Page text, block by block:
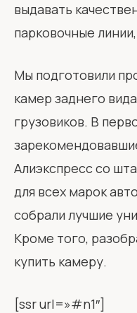
выдавать
парковочные
Мы подготовили
камер заднего
грузовиков. В
Алиэкспресс со
для всех марок
собрали лучшие
Кроме того,
купить камеру.
[ssr url=»#n1″]